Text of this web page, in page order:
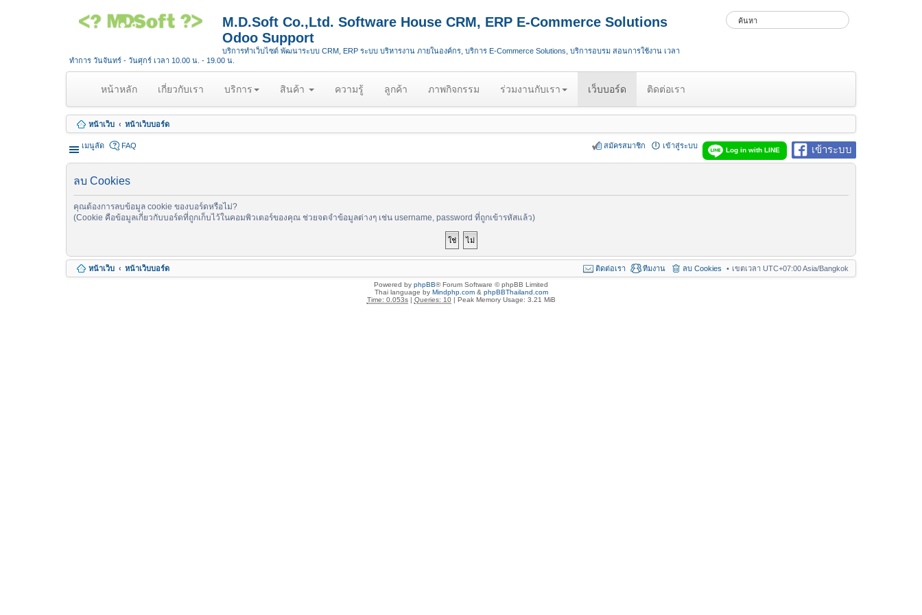
M.D.Soft Co.,Ltd. Software House CRM, ERP E-Commerce Solutions
Odoo Support
บริการทำเว็บไซต์ พัฒนาระบบ CRM, ERP ระบบ บริหารงาน ภายในองค์กร, บริการ E-Commerce Solutions, บริการอบรม สอนการใช้งาน เวลา
ทำการ วันจันทร์ - วันศุกร์ เวลา 10.00 น. - 19.00 น.
หน้าหลัก(
u
r
)
เกี่ยวกับเรา บริการ สินค้า ความรู้ ลูกค้า ภาพกิจกรรม ร่วมงานกับเรา เว็บบอร์ด ติดต่อเรา
หน้าเว็บ หน้าเว็บบอร์ด
เมนูลัด เข้าระบบ
Log in with LINE
FAQ เข้าสู่ระบบ
สมัครสมาชิก
ลบ Cookies
คุณต้องการลบข้อมูล cookie ของบอร์ดหรือไม่?
(Cookie คือข้อมูลเกี่ยวกับบอร์ดที่ถูกเก็บไว้ในคอมพิวเตอร์ของคุณ ช่วยจดจำข้อมูลต่างๆ เช่น username, password ที่ถูกเข้ารหัสแล้ว)
หน้าเว็บ หน้าเว็บบอร์ด เขตเวลา UTC+07:00 Asia/Bangkok
ลบ Cookies
ทีมงาน
ติดต่อเรา
Powered by phpBB® Forum Software © phpBB Limited
Thai language by Mindphp.com& phpBBThailand.com
Time: 0.053s| Queries: 10| Peak Memory Usage: 3.21 MiB